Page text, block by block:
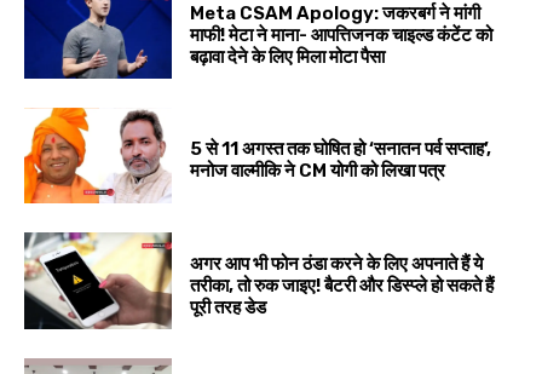
Meta CSAM Apology: जकरबर्ग ने मांगी
माफी! मेटा ने माना- आपत्तिजनक चाइल्ड कंटेंट को
बढ़ावा देने के लिए मिला मोटा पैसा
5 से 11 अगस्त तक घोषित हो ‘सनातन पर्व सप्ताह’,
मनोज वाल्मीकि ने CM योगी को लिखा पत्र
अगर आप भी फोन ठंडा करने के लिए अपनाते हैं ये
तरीका, तो रुक जाइए! बैटरी और डिस्प्ले हो सकते हैं
पूरी तरह डेड